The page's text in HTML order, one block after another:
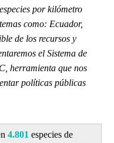
por kilómetro
como: Ecuador,
de los recursos y
el Sistema de
herramienta que nos
políticas públicas
4.801 especies de